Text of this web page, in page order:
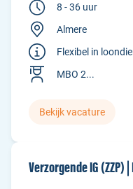
8 - 36 uur
Almere
Flexibel in
MBO 2...
Bekijk vacature
Verzorgende IG (ZZP)